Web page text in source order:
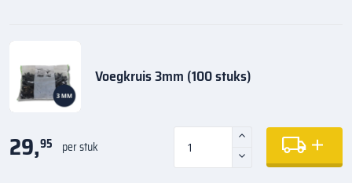
Voegkruis 3mm (100 stuks)
29,95 per stuk